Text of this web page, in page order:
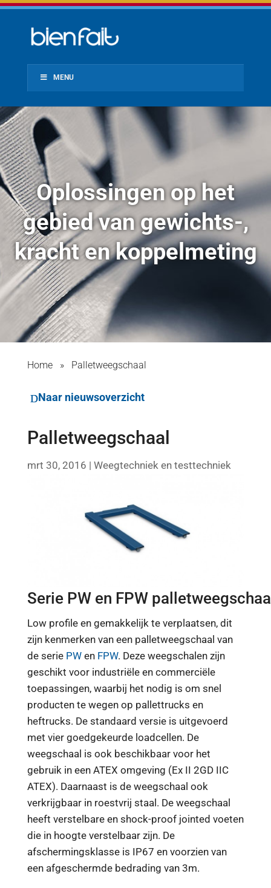
MENU
Oplossingen op het
gebied van gewichts-,
kracht en koppelmeting
Home» Palletweegschaal
Naar nieuwsoverzicht
Palletweegschaal
mrt 30, 2016 | Weegtechniek en testtechniek
Serie PW en FPW
Low profile en gemakkelijk te verplaatsen, dit
zijn kenmerken van een palletweegschaal van
de serie PWen FPW. Deze weegschalen zijn
geschikt voor industriële en commerciële
toepassingen, waarbij het nodig is om snel
producten te wegen op pallettrucks en
heftrucks. De standaard versie is uitgevoerd
met vier goedgekeurde loadcellen. De
weegschaal is ook beschikbaar voor het
gebruik in een ATEX omgeving (Ex II 2GD IIC
ATEX). Daarnaast is de weegschaal ook
verkrijgbaar in roestvrij staal. De weegschaal
heeft verstelbare en shock-proof jointed voeten
die in hoogte verstelbaar zijn. De
afschermingsklasse is IP67 en voorzien van
een afgeschermde bedrading van 3m.